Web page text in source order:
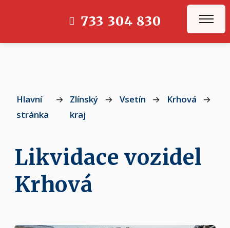
733 304 830
Hlavní
stránka
→
Zlínský
kraj
→ Vsetín → Krhová →
Likvidace vozidel
Krhová